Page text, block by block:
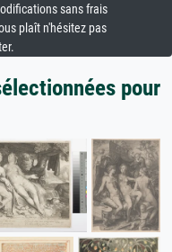
sans frais
plaît n'hésitez pas
pour